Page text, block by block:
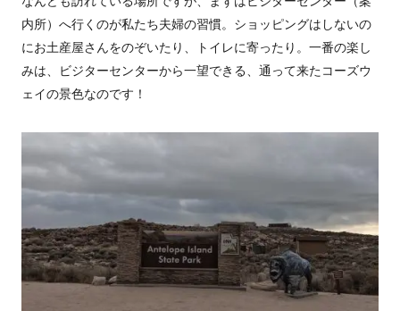
内所）へ行くのが私たち夫婦の習慣。ショッピングはしないの
にお土産屋さんをのぞいたり、トイレに寄ったり。一番の楽し
みは、ビジターセンターから一望できる、通って来たコーズウ
ェイの景色なのです！